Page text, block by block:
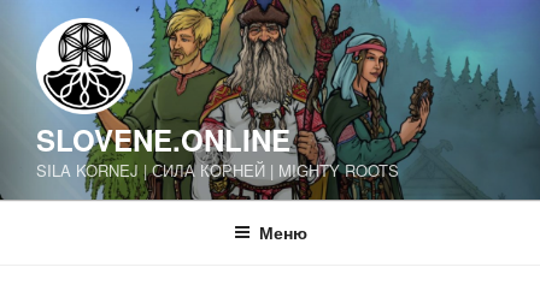
содержимому
SLOVENE.ONLINE
SILA KORNEJ | СИЛА КОРНЕЙ | MIGHTY ROOTS
Меню